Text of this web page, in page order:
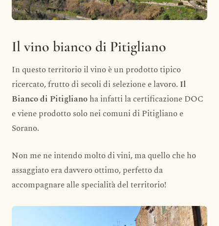
Il vino bianco di Pitigliano
In questo territorio il vino è un prodotto tipico
ricercato, frutto di secoli di selezione e lavoro. Il
Bianco di Pitiglianoha infatti la certificazione DOC
e viene prodotto solo nei comuni di Pitigliano e
Sorano.
Non me ne intendo molto di vini, ma quello che ho
assaggiato era davvero ottimo, perfetto da
accompagnare alle specialità del territorio!